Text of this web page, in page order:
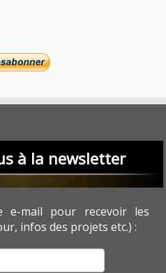
à la newsletter
e-mail pour recevoir les
infos des projets etc.) :